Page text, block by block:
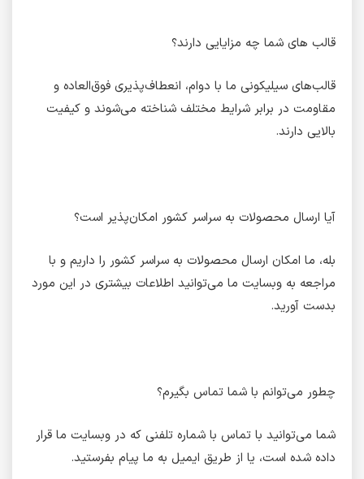
قالب های شما چه مزایایی دارند؟
قالب‌های سیلیکونی ما با دوام، انعطاف‌پذیری فوق‌العاده و
مقاومت در برابر شرایط مختلف شناخته می‌شوند و کیفیت
بالایی دارند.
آیا ارسال محصولات به سراسر کشور امکان‌پذیر است؟
بله، ما امکان ارسال محصولات به سراسر کشور را داریم و با
مراجعه به وبسایت ما می‌توانید اطلاعات بیشتری در این مورد
بدست آورید.
چطور می‌توانم با شما تماس بگیرم؟
شما می‌توانید با تماس با شماره تلفنی که در وبسایت ما قرار
داده شده است، یا از طریق ایمیل به ما پیام بفرستید.